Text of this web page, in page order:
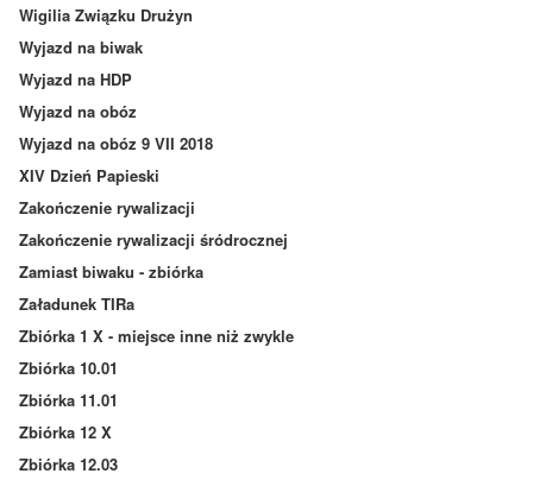
Wigilia Związku Drużyn
Wyjazd na biwak
Wyjazd na HDP
Wyjazd na obóz
Wyjazd na obóz 9 VII 2018
XIV Dzień Papieski
Zakończenie rywalizacji
Zakończenie rywalizacji śródrocznej
Zamiast biwaku - zbiórka
Załadunek TIRa
Zbiórka 1 X - miejsce inne niż zwykle
Zbiórka 10.01
Zbiórka 11.01
Zbiórka 12 X
Zbiórka 12.03